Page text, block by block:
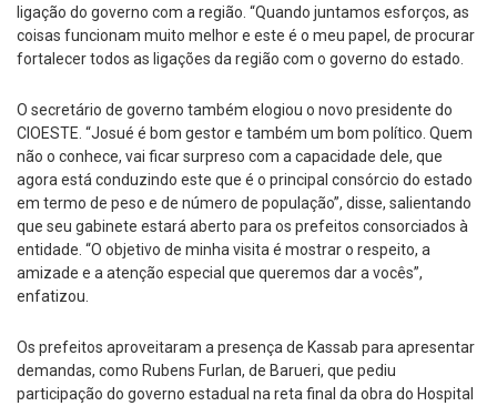
ligação do governo com a região. “Quando juntamos esforços, as
coisas funcionam muito melhor e este é o meu papel, de procurar
fortalecer todos as ligações da região com o governo do estado.
O secretário de governo também elogiou o novo presidente do
CIOESTE. “Josué é bom gestor e também um bom político. Quem
não o conhece, vai ficar surpreso com a capacidade dele, que
agora está conduzindo este que é o principal consórcio do estado
em termo de peso e de número de população”, disse, salientando
que seu gabinete estará aberto para os prefeitos consorciados à
entidade. “O objetivo de minha visita é mostrar o respeito, a
amizade e a atenção especial que queremos dar a vocês”,
enfatizou.
Os prefeitos aproveitaram a presença de Kassab para apresentar
demandas, como Rubens Furlan, de Barueri, que pediu
participação do governo estadual na reta final da obra do Hospital